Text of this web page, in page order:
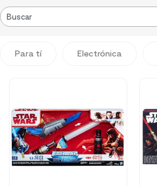
Para tí Electrónica